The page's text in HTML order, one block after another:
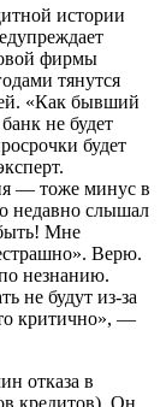
истории
фирмы
тянутся
«Как бывший
не будет
будет
— тоже минус в
недавно слышал
Мне
Верю.
незнанию.
не будут из-за
критично», —
отказа в